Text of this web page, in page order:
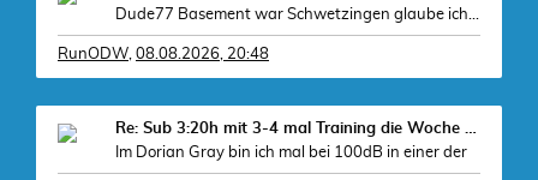
Dude77 Basement war Schwetzingen glaube ich, war
RunODW, 08.08.2026, 20:48
Re: Sub 3:20h mit 3-4 mal Training die Woche machb
Im Dorian Gray bin ich mal bei 100dB in einer der